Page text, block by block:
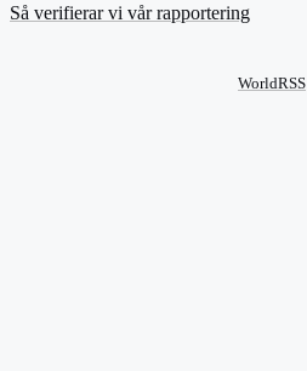
Så verifierar vi vår rapportering
WorldRSS